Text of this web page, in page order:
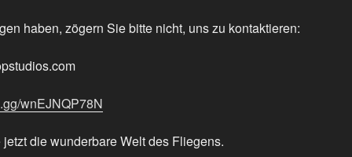
haben, zögern Sie bitte nicht, uns zu kontaktieren:
wnEJNQP78N
die wunderbare Welt des Fliegens.